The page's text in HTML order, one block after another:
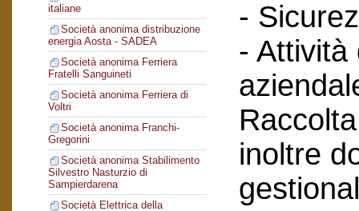
italiane
Società anonima distribuzione
energia Aosta - SADEA
Società anonima Ferriera
Fratelli Sanguineti
Società anonima Ferriera di
Voltri
Società anonima Franchi-
Gregorini
Società anonima Stabilimento
Silvestro Nasturzio di
Sampierdarena
Società Elettrica della
-
- Attività
inoltre